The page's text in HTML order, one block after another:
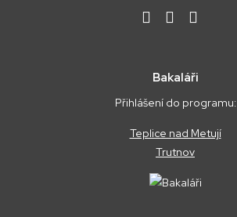
Bakaláři
Přihlášení do programu:
Teplice nad Metují
Trutnov